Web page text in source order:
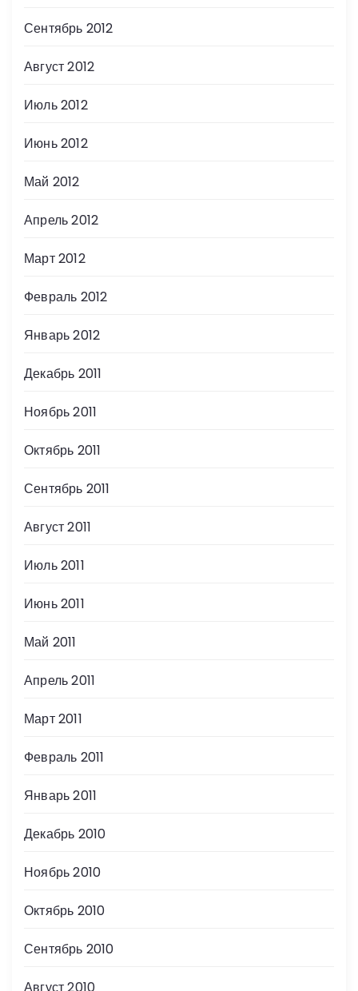
Сентябрь 2012
Август 2012
Июль 2012
Июнь 2012
Май 2012
Апрель 2012
Март 2012
Февраль 2012
Январь 2012
Декабрь 2011
Ноябрь 2011
Октябрь 2011
Сентябрь 2011
Август 2011
Июль 2011
Июнь 2011
Май 2011
Апрель 2011
Март 2011
Февраль 2011
Январь 2011
Декабрь 2010
Ноябрь 2010
Октябрь 2010
Сентябрь 2010